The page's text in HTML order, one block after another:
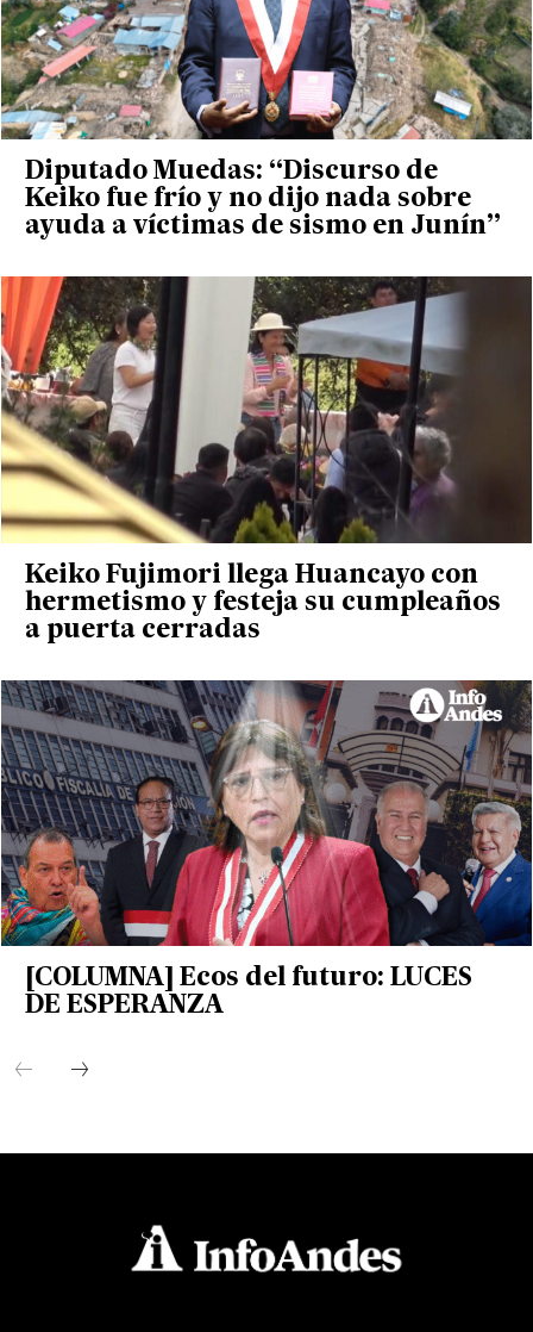
Diputado Muedas: “Discurso de
Keiko fue frío y no dijo nada sobre
ayuda a víctimas de sismo en Junín”
Keiko Fujimori llega Huancayo con
hermetismo y festeja su cumpleaños
a puerta cerradas
[COLUMNA] Ecos del futuro: LUCES
DE ESPERANZA